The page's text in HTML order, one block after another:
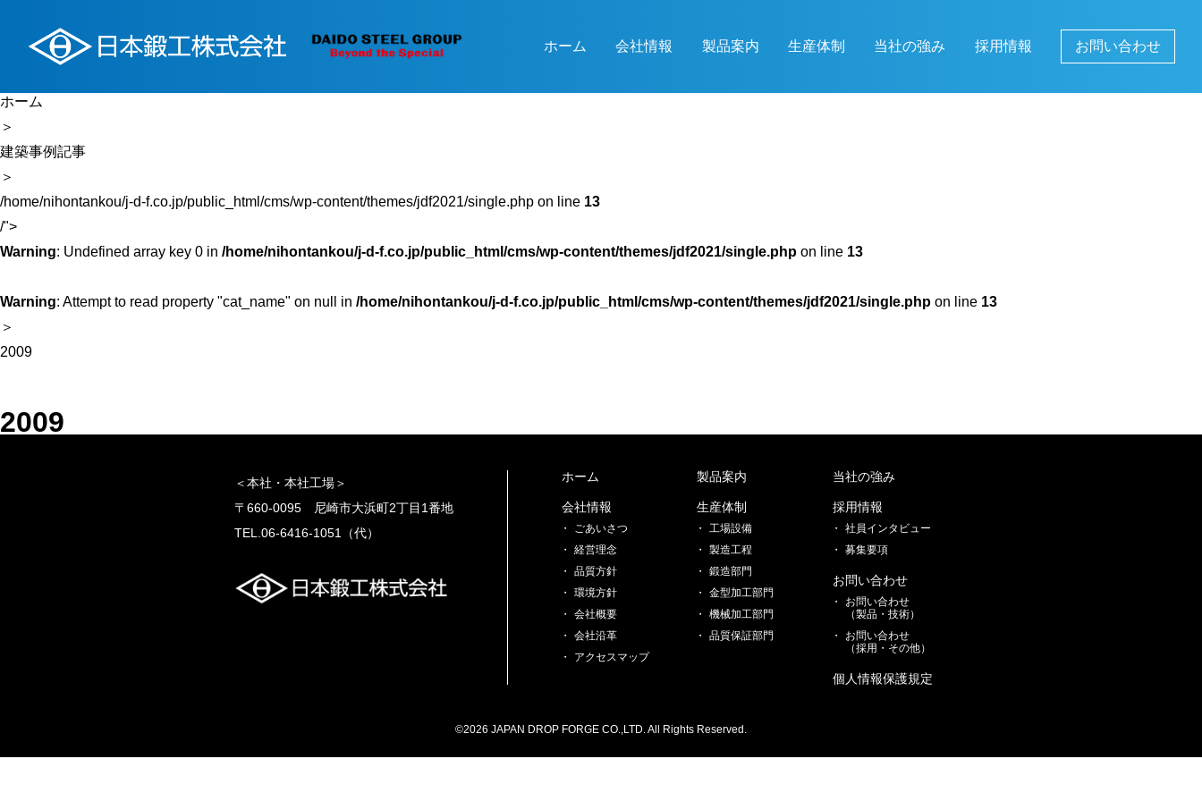
ホーム 会社情報 製品案内 生産体制 当社の強み 採用情報 お問い合わせ
ホーム
＞
建築事例記事
＞
/home/nihontankou/j-d-f.co.jp/public_html/cms/wp-content/themes/jdf2021/single.php on line 13
/">
Warning: Undefined array key 0 in /home/nihontankou/j-d-f.co.jp/public_html/cms/wp-content/themes/jdf2021/single.php on line 13
Warning: Attempt to read property "cat_name" on null in /home/nihontankou/j-d-f.co.jp/public_html/cms/wp-content/themes/jdf2021/single.php on line 13
＞
2009
2009
＜本社・本社工場＞
〒660-0095 尼崎市大浜町2丁目1番地
TEL.06-6416-1051（代）
ホーム
会社情報
ごあいさつ
経営理念
品質方針
環境方針
会社概要
会社沿革
アクセスマップ
製品案内
生産体制
工場設備
製造工程
鍛造部門
金型加工部門
機械加工部門
品質保証部門
当社の強み
採用情報
社員インタビュー
募集要項
お問い合わせ
お問い合わせ
（製品・技術）
お問い合わせ
（採用・その他）
個人情報保護規定
©2026 JAPAN DROP FORGE CO.,LTD. All Rights Reserved.